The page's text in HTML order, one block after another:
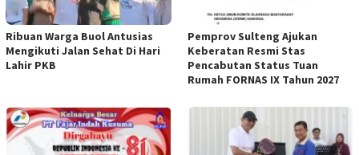
Ribuan Warga Buol Antusias
Mengikuti Jalan Sehat Di Hari
Lahir PKB
Pemprov Sulteng Ajukan
Keberatan Resmi Stas
Pencabutan Status Tuan
Rumah FORNAS IX Tahun 2027